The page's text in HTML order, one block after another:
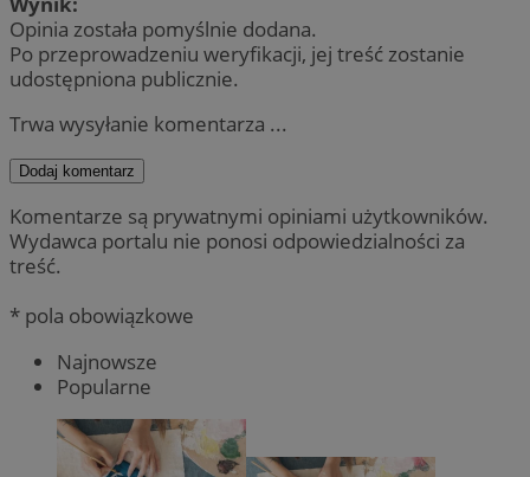
Opinia została pomyślnie dodana.
Po przeprowadzeniu weryfikacji, jej treść zostanie
udostępniona publicznie.
Trwa wysyłanie komentarza ...
Dodaj komentarz
Komentarze są prywatnymi opiniami użytkowników.
Wydawca portalu nie ponosi odpowiedzialności za
treść.
* pola obowiązkowe
Najnowsze
Popularne